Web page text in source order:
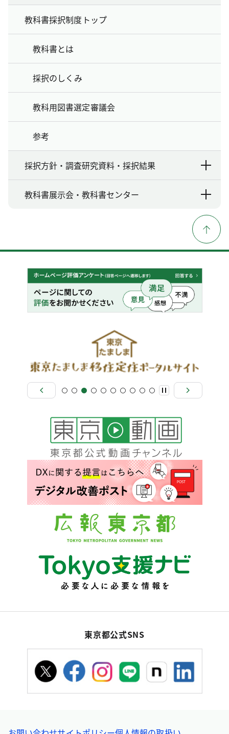
教科書採択制度トップ
教科書とは
採択のしくみ
教科用図書選定審議会
参考
採択方針・調査研究資料・採択結果
教科書展示会・教科書センター
東京都公式SNS